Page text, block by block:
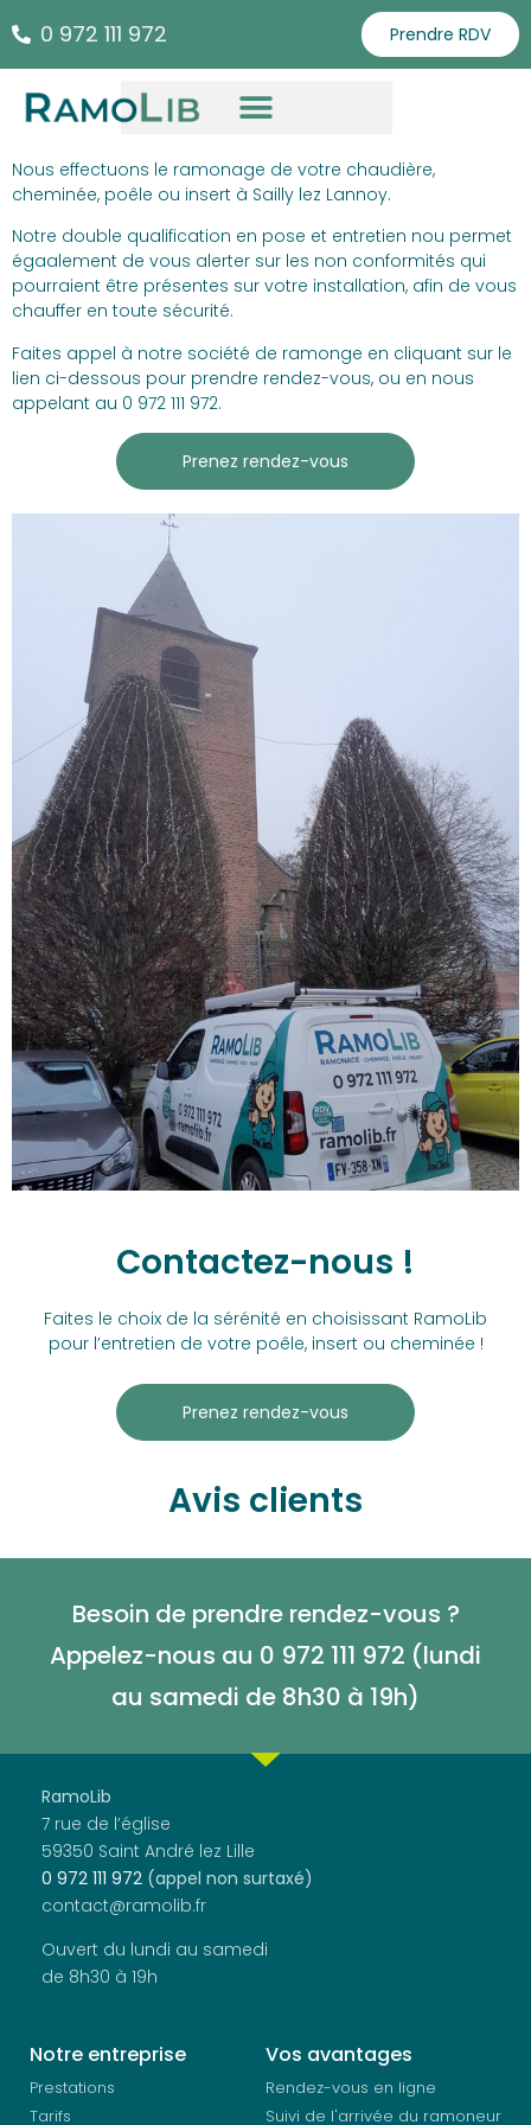
0 972 111 972 Prendre RDV
Nous effectuons le ramonage de votre chaudière,
cheminée, poêle ou insert à Sailly lez Lannoy.
Notre double qualification en pose et entretien nou permet
égaalement de vous alerter sur les non conformités qui
pourraient être présentes sur votre installation, afin de vous
chauffer en toute sécurité.
Faites appel à notre société de ramonge en cliquant sur le
lien ci-dessous pour prendre rendez-vous, ou en nous
appelant au 0 972 111 972.
Prenez rendez-vous
Contactez-nous !
Faites le choix de la sérénité en choisissant RamoLib
pour l’entretien de votre poêle, insert ou cheminée !
Prenez rendez-vous
Avis clients
Besoin de prendre rendez-vous ?
Appelez-nous au 0 972 111 972 (lundi
au samedi de 8h30 à 19h)
RamoLib
7 rue de l’église
59350 Saint André lez Lille
0 972 111 972 (appel non surtaxé)
contact@ramolib.fr
Ouvert du lundi au samedi
de 8h30 à 19h
Notre entreprise
Prestations
Tarifs
Vos avantages
Rendez-vous en ligne
Suivi de l'arrivée du ramoneur